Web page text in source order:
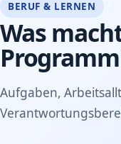
BERUF & LERNEN
Was
Aufgaben,